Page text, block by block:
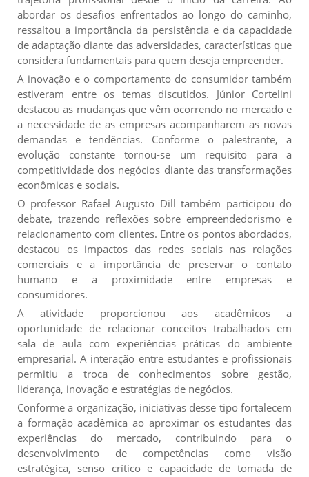
abordar os desafios enfrentados ao longo do caminho,
ressaltou a importância da persistência e da capacidade
de adaptação diante das adversidades, características que
considera fundamentais para quem deseja empreender.
A inovação e o comportamento do consumidor também
estiveram entre os temas discutidos. Júnior Cortelini
destacou as mudanças que vêm ocorrendo no mercado e
a necessidade de as empresas acompanharem as novas
demandas e tendências. Conforme o palestrante, a
evolução constante tornou-se um requisito para a
competitividade dos negócios diante das transformações
econômicas e sociais.
O professor Rafael Augusto Dill também participou do
debate, trazendo reflexões sobre empreendedorismo e
relacionamento com clientes. Entre os pontos abordados,
destacou os impactos das redes sociais nas relações
comerciais e a importância de preservar o contato
humano e a proximidade entre empresas e
consumidores.
A atividade proporcionou aos acadêmicos a
oportunidade de relacionar conceitos trabalhados em
sala de aula com experiências práticas do ambiente
empresarial. A interação entre estudantes e profissionais
permitiu a troca de conhecimentos sobre gestão,
liderança, inovação e estratégias de negócios.
Conforme a organização, iniciativas desse tipo fortalecem
a formação acadêmica ao aproximar os estudantes das
experiências do mercado, contribuindo para o
desenvolvimento de competências como visão
estratégica, senso crítico e capacidade de tomada de